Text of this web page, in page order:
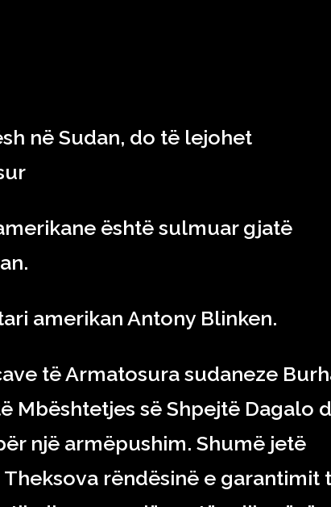
në Sudan, do të lejohet
është sulmuar gjatë
amerikan Antony Blinken.
të Armatosura sudaneze
Mbështetjes së Shpejtë Dagalo
një armëpushim. Shumë jetë
rëndësinë e garantimit